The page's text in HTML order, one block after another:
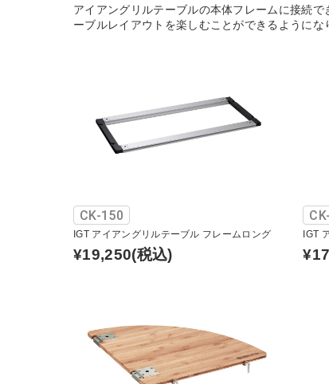
アイアングリルテーブルの本体フレームに接続
ーブルレイアウトを楽しむことができるようにな
CK-150
IGT アイアングリルテーブル フレームロング
¥19,250(税込)
IGT